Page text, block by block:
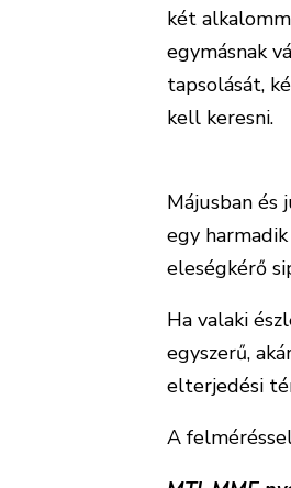
két
egymásnak
tapsolását,
kell keresni.
Májusban és
egy
eleségkérő
Ha valaki
egyszerű,
elterjedési
A